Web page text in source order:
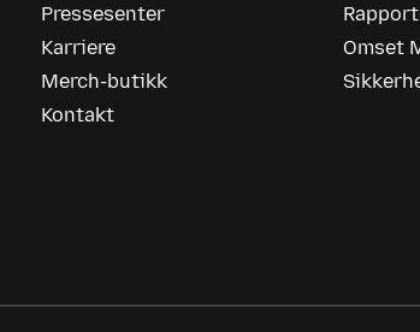
Pressesenter
Karriere
Merch-butikk
Kontakt
Omset